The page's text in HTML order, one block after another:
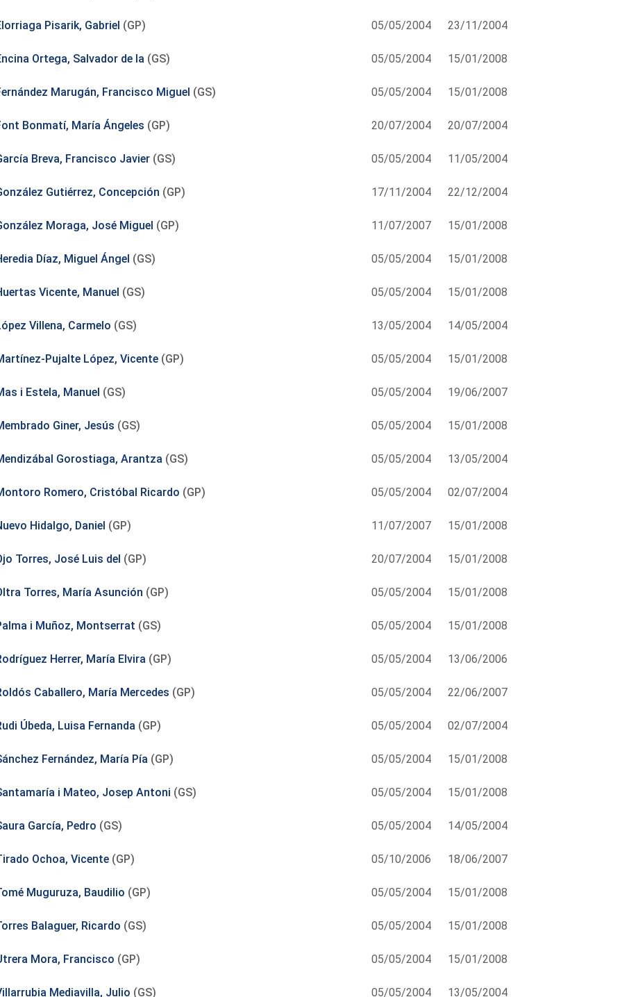
Pisarik, Gabriel (GP) 05/05/2004 23/11/2004
Ortega, Salvador de la (GS) 05/05/2004 15/01/2008
Marugán, Francisco Miguel (GS) 05/05/2004 15/01/2008
Bonmatí, María Ángeles (GP) 20/07/2004 20/07/2004
Breva, Francisco Javier(GS) 05/05/2004 11/05/2004
Gutiérrez, Concepción (GP) 17/11/2004 22/12/2004
Moraga, José Miguel (GP) 11/07/2007 15/01/2008
Díaz, Miguel Ángel (GS) 05/05/2004 15/01/2008
Vicente, Manuel (GS) 05/05/2004 15/01/2008
Villena, Carmelo (GS) 13/05/2004 14/05/2004
Pujalte López, Vicente(GP) 05/05/2004 15/01/2008
i Estela, Manuel (GS) 05/05/2004 19/06/2007
Giner, Jesús (GS) 05/05/2004 15/01/2008
Gorostiaga, Arantza (GS) 05/05/2004 13/05/2004
Romero, Cristóbal Ricardo (GP) 05/05/2004 02/07/2004
Hidalgo, Daniel (GP) 11/07/2007 15/01/2008
Torres, José Luis del (GP) 20/07/2004 15/01/2008
Torres, María Asunción (GP) 05/05/2004 15/01/2008
i Muñoz, Montserrat (GS) 05/05/2004 15/01/2008
Herrer, María Elvira (GP) 05/05/2004 13/06/2006
Caballero, María Mercedes (GP) 05/05/2004 22/06/2007
Úbeda, Luisa Fernanda (GP) 05/05/2004 02/07/2004
Fernández, María Pía (GP) 05/05/2004 15/01/2008
i Mateo, Josep Antoni (GS) 05/05/2004 15/01/2008
García, Pedro (GS) 05/05/2004 14/05/2004
Ochoa, Vicente(GP) 05/10/2006 18/06/2007
Muguruza, Baudilio (GP) 05/05/2004 15/01/2008
Balaguer, Ricardo (GS) 05/05/2004 15/01/2008
Mora, Francisco (GP) 05/05/2004 15/01/2008
Mediavilla, Julio (GS) 05/05/2004 13/05/2004